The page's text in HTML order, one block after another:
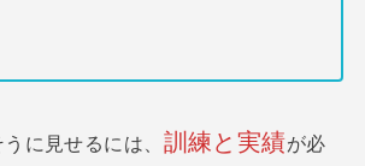
に見せるには、 訓練と実績が必